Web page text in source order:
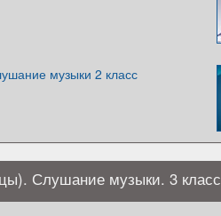
музыки 2 класс
Слушание музыки. 3 класс